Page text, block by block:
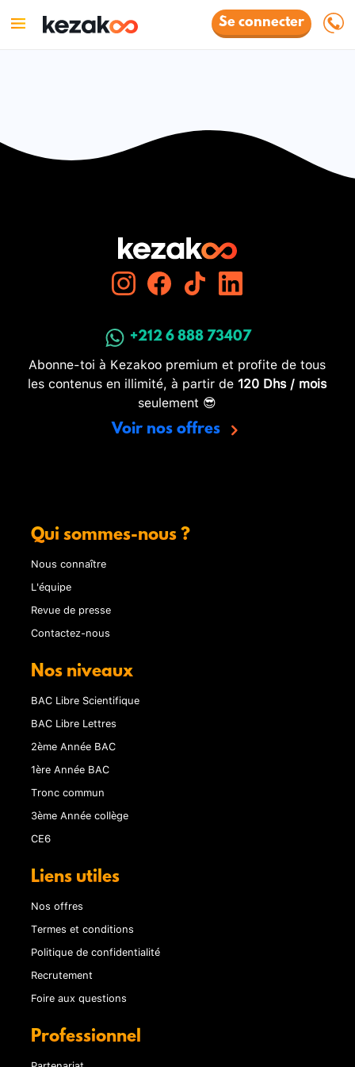
Se connecter
+212 6 888 73407
Abonne-toi à Kezakoo premium et profite de tous
les contenus en illimité, à partir de 120 Dhs / mois
seulement 😎
Voir nos offres
Qui sommes-nous ?
Nous connaître
L'équipe
Revue de presse
Contactez-nous
Nos niveaux
BAC Libre Scientifique
BAC Libre Lettres
2ème Année BAC
1ère Année BAC
Tronc commun
3ème Année collège
CE6
Liens utiles
Nos offres
Termes et conditions
Politique de confidentialité
Recrutement
Foire aux questions
Professionnel